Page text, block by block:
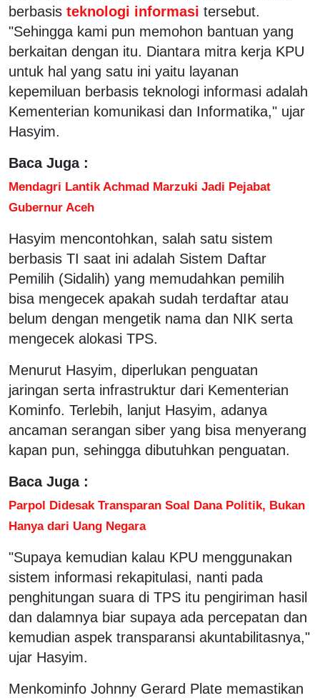
berbasis teknologi informasi tersebut.
"Sehingga kami pun memohon bantuan yang
berkaitan dengan itu. Diantara mitra kerja KPU
untuk hal yang satu ini yaitu layanan
kepemiluan berbasis teknologi informasi adalah
Kementerian komunikasi dan Informatika," ujar
Hasyim.
Baca Juga :
Mendagri Lantik Achmad Marzuki Jadi Pejabat
Gubernur Aceh
Hasyim mencontohkan, salah satu sistem
berbasis TI saat ini adalah Sistem Daftar
Pemilih (Sidalih) yang memudahkan pemilih
bisa mengecek apakah sudah terdaftar atau
belum dengan mengetik nama dan NIK serta
mengecek alokasi TPS.
Menurut Hasyim, diperlukan penguatan
jaringan serta infrastruktur dari Kementerian
Kominfo. Terlebih, lanjut Hasyim, adanya
ancaman serangan siber yang bisa menyerang
kapan pun, sehingga dibutuhkan penguatan.
Baca Juga :
Parpol Didesak Transparan Soal Dana Politik, Bukan
Hanya dari Uang Negara
"Supaya kemudian kalau KPU menggunakan
sistem informasi rekapitulasi, nanti pada
penghitungan suara di TPS itu pengiriman hasil
dan dalamnya biar supaya ada percepatan dan
kemudian aspek transparansi akuntabilitasnya,"
ujar Hasyim.
Menkominfo Johnny Gerard Plate memastikan